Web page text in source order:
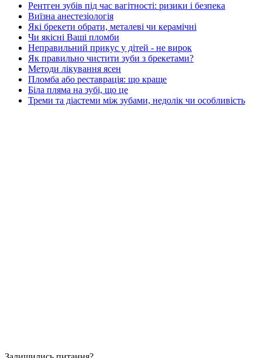
Рентген зубів під час вагітності: ризики і безпека
Виїзна анестезіологія
Які брекети обрати, металеві чи керамічні
Чи якісні Ваші пломби
Неправильний прикус у дітей - не вирок
Як правильно чистити зуби з брекетами?
Методи лікування ясен
Пломба або реставрація: що краще
Біла пляма на зубі, що це
Треми та діастеми між зубами, недолік чи особливість